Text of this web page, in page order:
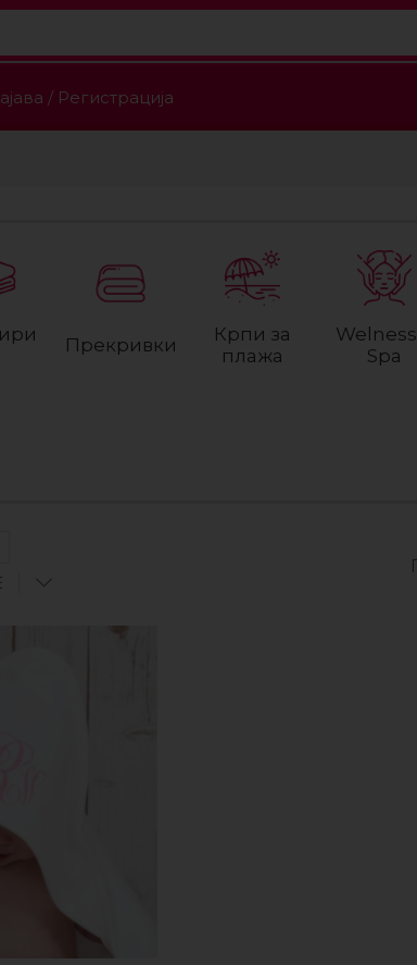
/ Регистрација
Прекривки
Крпи за
плажа
Spa